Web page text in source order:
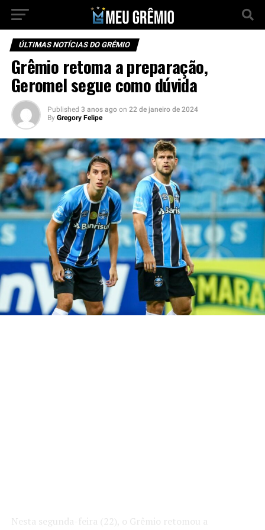
ÚLTIMAS NOTÍCIAS DO GRÊMIO
Grêmio retoma a preparação,
Geromel segue como dúvida
Published 3 anos ago on 22 de janeiro de 2024
By Gregory Felipe
Nesta segunda-feira (22), o Grêmio retomou a